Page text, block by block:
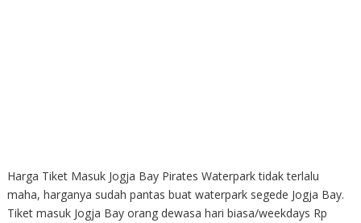
Harga Tiket Masuk Jogja Bay Pirates Waterpark tidak terlalu
maha, harganya sudah pantas buat waterpark segede Jogja Bay.
Tiket masuk Jogja Bay orang dewasa hari biasa/weekdays Rp